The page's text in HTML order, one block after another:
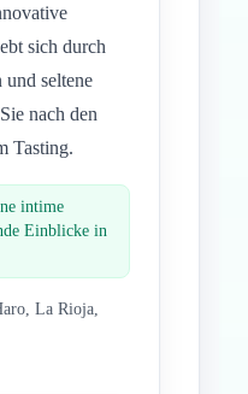
sich durch
und seltene
nach den
Tasting.
intime
Einblicke in
La Rioja,